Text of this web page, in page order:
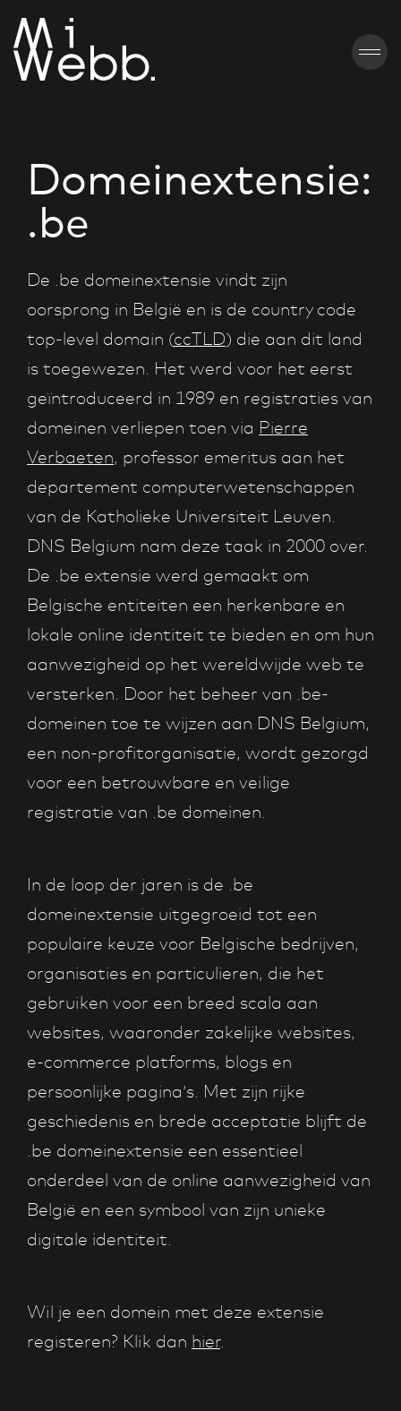
Domeinextensie:
.be
De .be domeinextensie vindt zijn
oorsprong in België en is de country code
top-level domain (ccTLD) die aan dit land
is toegewezen. Het werd voor het eerst
geïntroduceerd in 1989 en registraties van
domeinen verliepen toen via Pierre
Verbaeten, professor emeritus aan het
departement computerwetenschappen
van de Katholieke Universiteit Leuven.
DNS Belgium nam deze taak in 2000 over.
De .be extensie werd gemaakt om
Belgische entiteiten een herkenbare en
lokale online identiteit te bieden en om hun
aanwezigheid op het wereldwijde web te
versterken. Door het beheer van .be-
domeinen toe te wijzen aan DNS Belgium,
een non-profitorganisatie, wordt gezorgd
voor een betrouwbare en veilige
registratie van .be domeinen.
In de loop der jaren is de .be
domeinextensie uitgegroeid tot een
populaire keuze voor Belgische bedrijven,
organisaties en particulieren, die het
gebruiken voor een breed scala aan
websites, waaronder zakelijke websites,
e-commerce platforms, blogs en
persoonlijke pagina’s. Met zijn rijke
geschiedenis en brede acceptatie blijft de
.be domeinextensie een essentieel
onderdeel van de online aanwezigheid van
België en een symbool van zijn unieke
digitale identiteit.
Wil je een domein met deze extensie
registeren? Klik dan hier.